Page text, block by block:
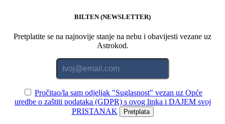
BILTEN (NEWSLETTER)
Pretplatite se na najnovije stanje na nebu i obavijesti vezane uz
Astrokod.
Pročitao/la sam odjeljak "Suglasnost" vezan uz Opće
uredbe o zaštiti podataka (GDPR) s ovog linka i DAJEM svoj
PRISTANAK
Pretplata